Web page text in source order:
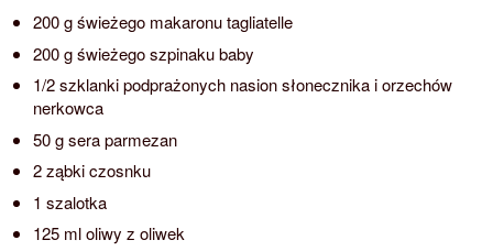
200 g świeżego makaronu tagliatelle
200 g świeżego szpinaku baby
1/2 szklanki podprażonych nasion słonecznika i orzechów
nerkowca
50 g sera parmezan
2 ząbki czosnku
1 szalotka
125 ml oliwy z oliwek